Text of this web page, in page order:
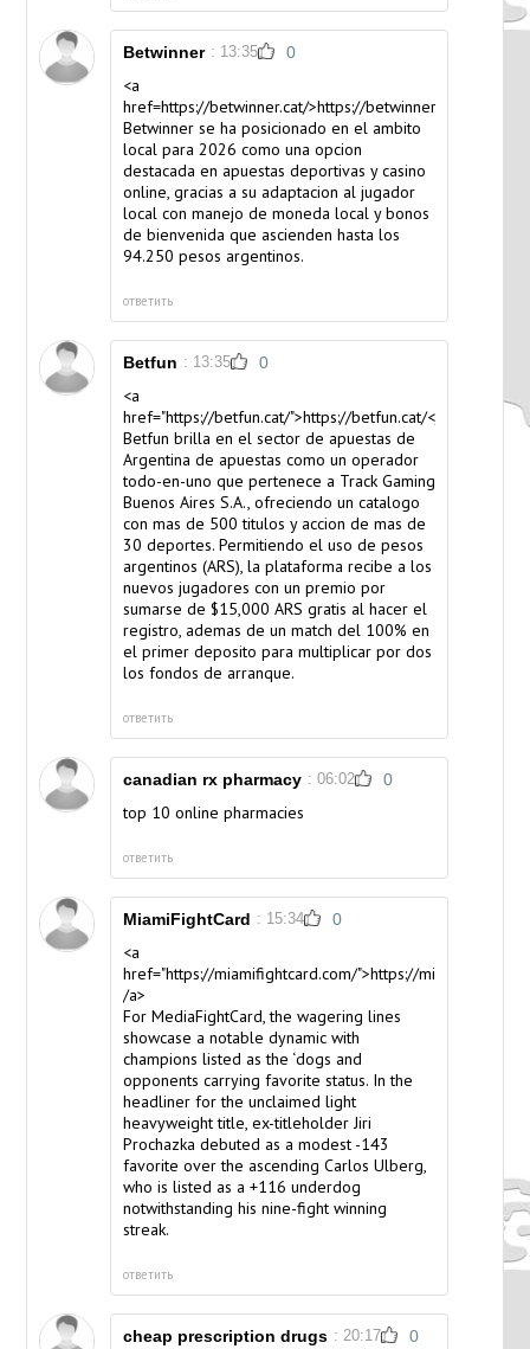
Betwinner : 13:35 0
<a
href=https://betwinner.cat/>https://betwinner.cat/</a>
Betwinner se ha posicionado en el ambito
local para 2026 como una opcion
destacada en apuestas deportivas y casino
online, gracias a su adaptacion al jugador
local con manejo de moneda local y bonos
de bienvenida que ascienden hasta los
94.250 pesos argentinos.
ответить
Betfun : 13:35 0
<a
href="https://betfun.cat/">https://betfun.cat/</a>
Betfun brilla en el sector de apuestas de
Argentina de apuestas como un operador
todo-en-uno que pertenece a Track Gaming
Buenos Aires S.A., ofreciendo un catalogo
con mas de 500 titulos y accion de mas de
30 deportes. Permitiendo el uso de pesos
argentinos (ARS), la plataforma recibe a los
nuevos jugadores con un premio por
sumarse de $15,000 ARS gratis al hacer el
registro, ademas de un match del 100% en
el primer deposito para multiplicar por dos
los fondos de arranque.
ответить
canadian rx pharmacy : 06:02 0
top 10 online pharmacies
ответить
MiamiFightCard : 15:34 0
<a
href="https://miamifightcard.com/">https://
/a>
For MediaFightCard, the wagering lines
showcase a notable dynamic with
champions listed as the ‘dogs and
opponents carrying favorite status. In the
headliner for the unclaimed light
heavyweight title, ex-titleholder Jiri
Prochazka debuted as a modest -143
favorite over the ascending Carlos Ulberg,
who is listed as a +116 underdog
notwithstanding his nine-fight winning
streak.
ответить
cheap prescription drugs : 20:17 0